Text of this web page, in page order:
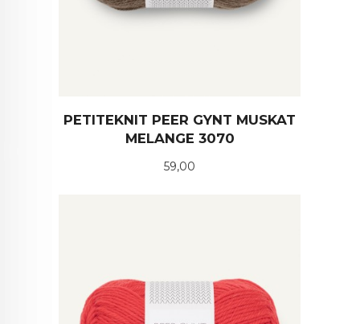
PETITEKNIT PEER GYNT MUSKAT
MELANGE 3070
Pris
59,00